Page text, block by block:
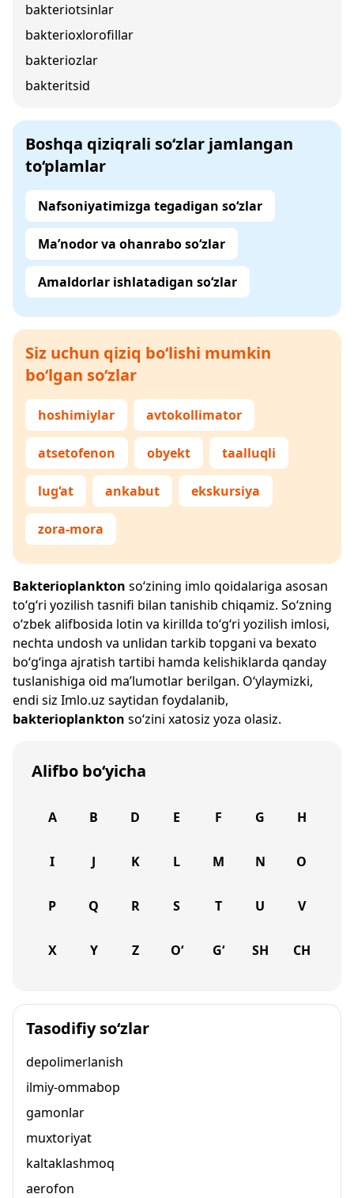
bakteriotsinlar
bakterioxlorofillar
bakteriozlar
bakteritsid
Boshqa qiziqrali so‘zlar jamlangan
to‘plamlar
Nafsoniyatimizga tegadigan so‘zlar
Ma’nodor va ohanrabo so‘zlar
Amaldorlar ishlatadigan so‘zlar
Siz uchun qiziq bo‘lishi mumkin
bo‘lgan so‘zlar
hoshimiylar avtokollimator
atsetofenon obyekt taalluqli
lug‘at ankabut ekskursiya
zora-mora
Bakterioplankton so‘zining imlo qoidalariga asosan
to‘g‘ri yozilish tasnifi bilan tanishib chiqamiz. So‘zning
o‘zbek alifbosida lotin va kirillda to‘g‘ri yozilish imlosi,
nechta undosh va unlidan tarkib topgani va bexato
bo‘g‘inga ajratish tartibi hamda kelishiklarda qanday
tuslanishiga oid ma’lumotlar berilgan. O‘ylaymizki,
endi siz Imlo.uz saytidan foydalanib,
bakterioplankton so‘zini xatosiz yoza olasiz.
Alifbo bo‘yicha
A B D E F G H
I J K L M N O
P Q R S T U V
X Y Z O‘ G‘ SH CH
Tasodifiy so‘zlar
depolimerlanish
ilmiy-ommabop
gamonlar
muxtoriyat
kaltaklashmoq
aerofon